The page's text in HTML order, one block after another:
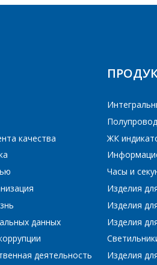
качества
данных
деятельность
ЖК
Часы и
Изделия
Изделия
Изделия
Изделия